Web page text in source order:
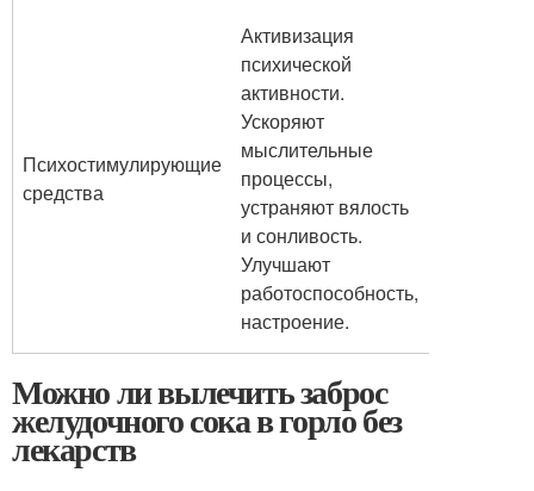
Психостимулирующие
средства
Активизация
психической
активности.
Ускоряют
мыслительные
процессы,
устраняют вялость
и сонливость.
Улучшают
работоспособность,
настроение.
Можно ли вылечить заброс
желудочного сока в горло без
лекарств